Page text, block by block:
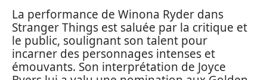
La performance de Winona Ryder dans
Stranger Things est saluée par la critique et
le public, soulignant son talent pour
incarner des personnages intenses et
émouvants. Son interprétation de Joyce